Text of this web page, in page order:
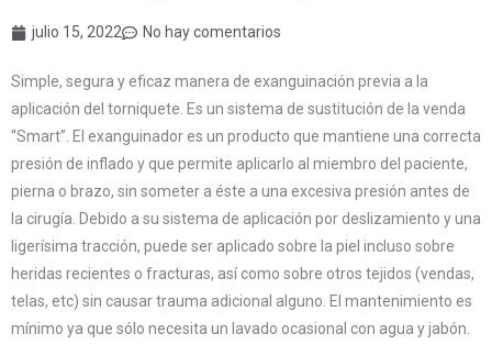
julio 15, 2022 No hay comentarios
Simple, segura y eficaz manera de exanguinación previa a la
aplicación del torniquete. Es un sistema de sustitución de la venda
“Smart”. El exanguinador es un producto que mantiene una correcta
presión de inflado y que permite aplicarlo al miembro del paciente,
pierna o brazo, sin someter a éste a una excesiva presión antes de
la cirugía. Debido a su sistema de aplicación por deslizamiento y una
ligerísima tracción, puede ser aplicado sobre la piel incluso sobre
heridas recientes o fracturas, así como sobre otros tejidos (vendas,
telas, etc) sin causar trauma adicional alguno. El mantenimiento es
mínimo ya que sólo necesita un lavado ocasional con agua y jabón.